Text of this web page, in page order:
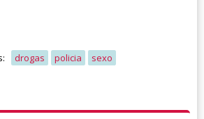
drogas policia sexo